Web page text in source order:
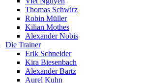
Thomas Schwirz
Robin Müller
Kilian Mothes
Alexander Nobis
Die Trainer
Erik Schneider
Kira Biesenbach
Alexander Bartz
Aurel Kuhn